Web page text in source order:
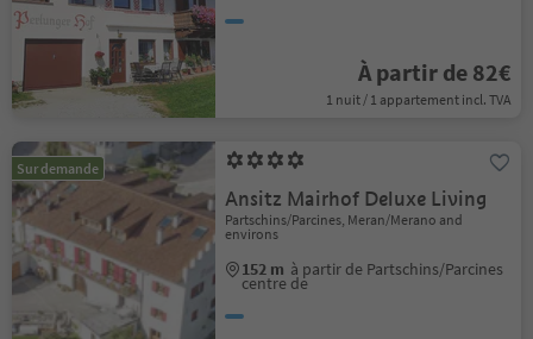
À partir de 82€
1 nuit / 1 appartement incl. TVA
Sur demande
Ansitz Mairhof Deluxe Living
Partschins/Parcines, Meran/Merano and
environs
152 m à partir de Partschins/Parcines
centre de